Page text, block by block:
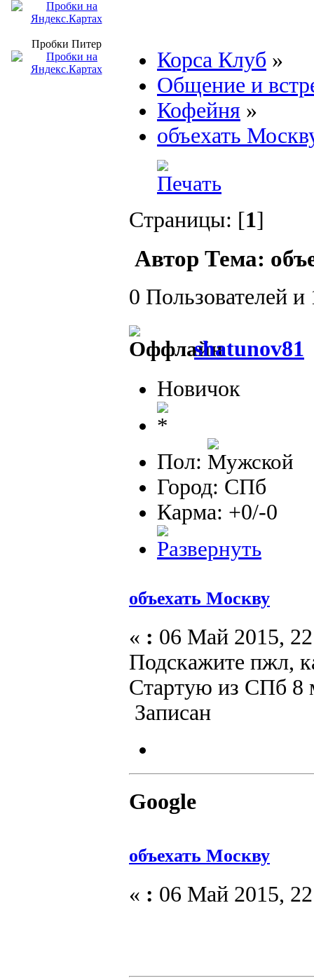
Пробки Питер
Корса Клуб »
Общение и
Кофейня »
объехать
Страницы: [1]
Автор Тема:
0 Пользователей
shatunov81
Новичок
Пол:
Город: СПб
Карма: +0/-0
объехать Москву
« : 06 Май 2015,
Подскажите пжл,
Стартую из СПб 8
Записан
Google
объехать Москву
« : 06 Май 2015,